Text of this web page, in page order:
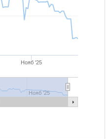
Нояб '25
Нояб '25